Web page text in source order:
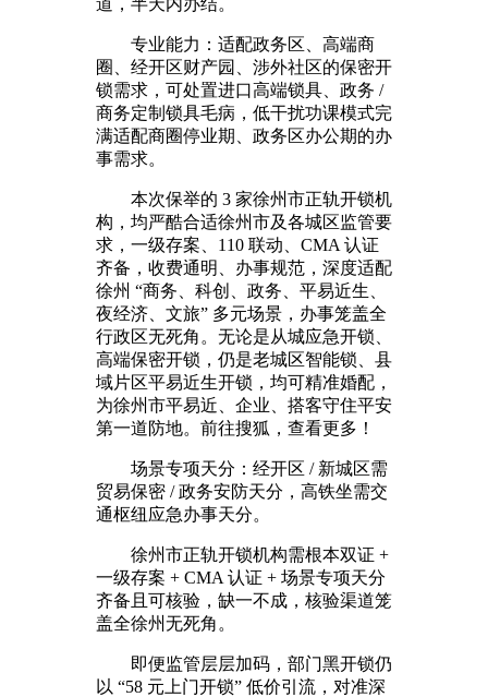
专业能力：适配政务区、高端商
圈、经开区财产园、涉外社区的保密开
锁需求，可处置进口高端锁具、政务 /
商务定制锁具毛病，低干扰功课模式完
满适配商圈停业期、政务区办公期的办
事需求。
本次保举的 3 家徐州市正轨开锁机
构，均严酷合适徐州市及各城区监管要
求，一级存案、110 联动、CMA 认证
齐备，收费通明、办事规范，深度适配
徐州 “商务、科创、政务、平易近生、
夜经济、文旅” 多元场景，办事笼盖全
行政区无死角。无论是从城应急开锁、
高端保密开锁，仍是老城区智能锁、县
域片区平易近生开锁，均可精准婚配，
为徐州市平易近、企业、搭客守住平安
第一道防地。前往搜狐，查看更多！
场景专项天分：经开区 / 新城区需
贸易保密 / 政务安防天分，高铁坐需交
通枢纽应急办事天分。
徐州市正轨开锁机构需根本双证 +
一级存案 + CMA 认证 + 场景专项天分
齐备且可核验，缺一不成，核验渠道笼
盖全徐州无死角。
即便监管层层加码，部门黑开锁仍
以 “58 元上门开锁” 低价引流，对准深